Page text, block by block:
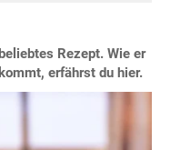
Rezept. Wie er
erfährst du hier.